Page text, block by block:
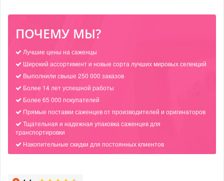
ПОЧЕМУ МЫ?
Лучшие цены на саженцы
Широкий ассортимент и новые сорта лучших мировых селекций
Выполнили свыше 250 000 заказов
Более 14 лет успешной работы
Более 65 000 покупателей
Прямые поставки саженцев от производителей и оригинаторов
Тщательная и надежная упаковка саженцев для
транспортировки
Накопительные скидки для постоянных клиентов